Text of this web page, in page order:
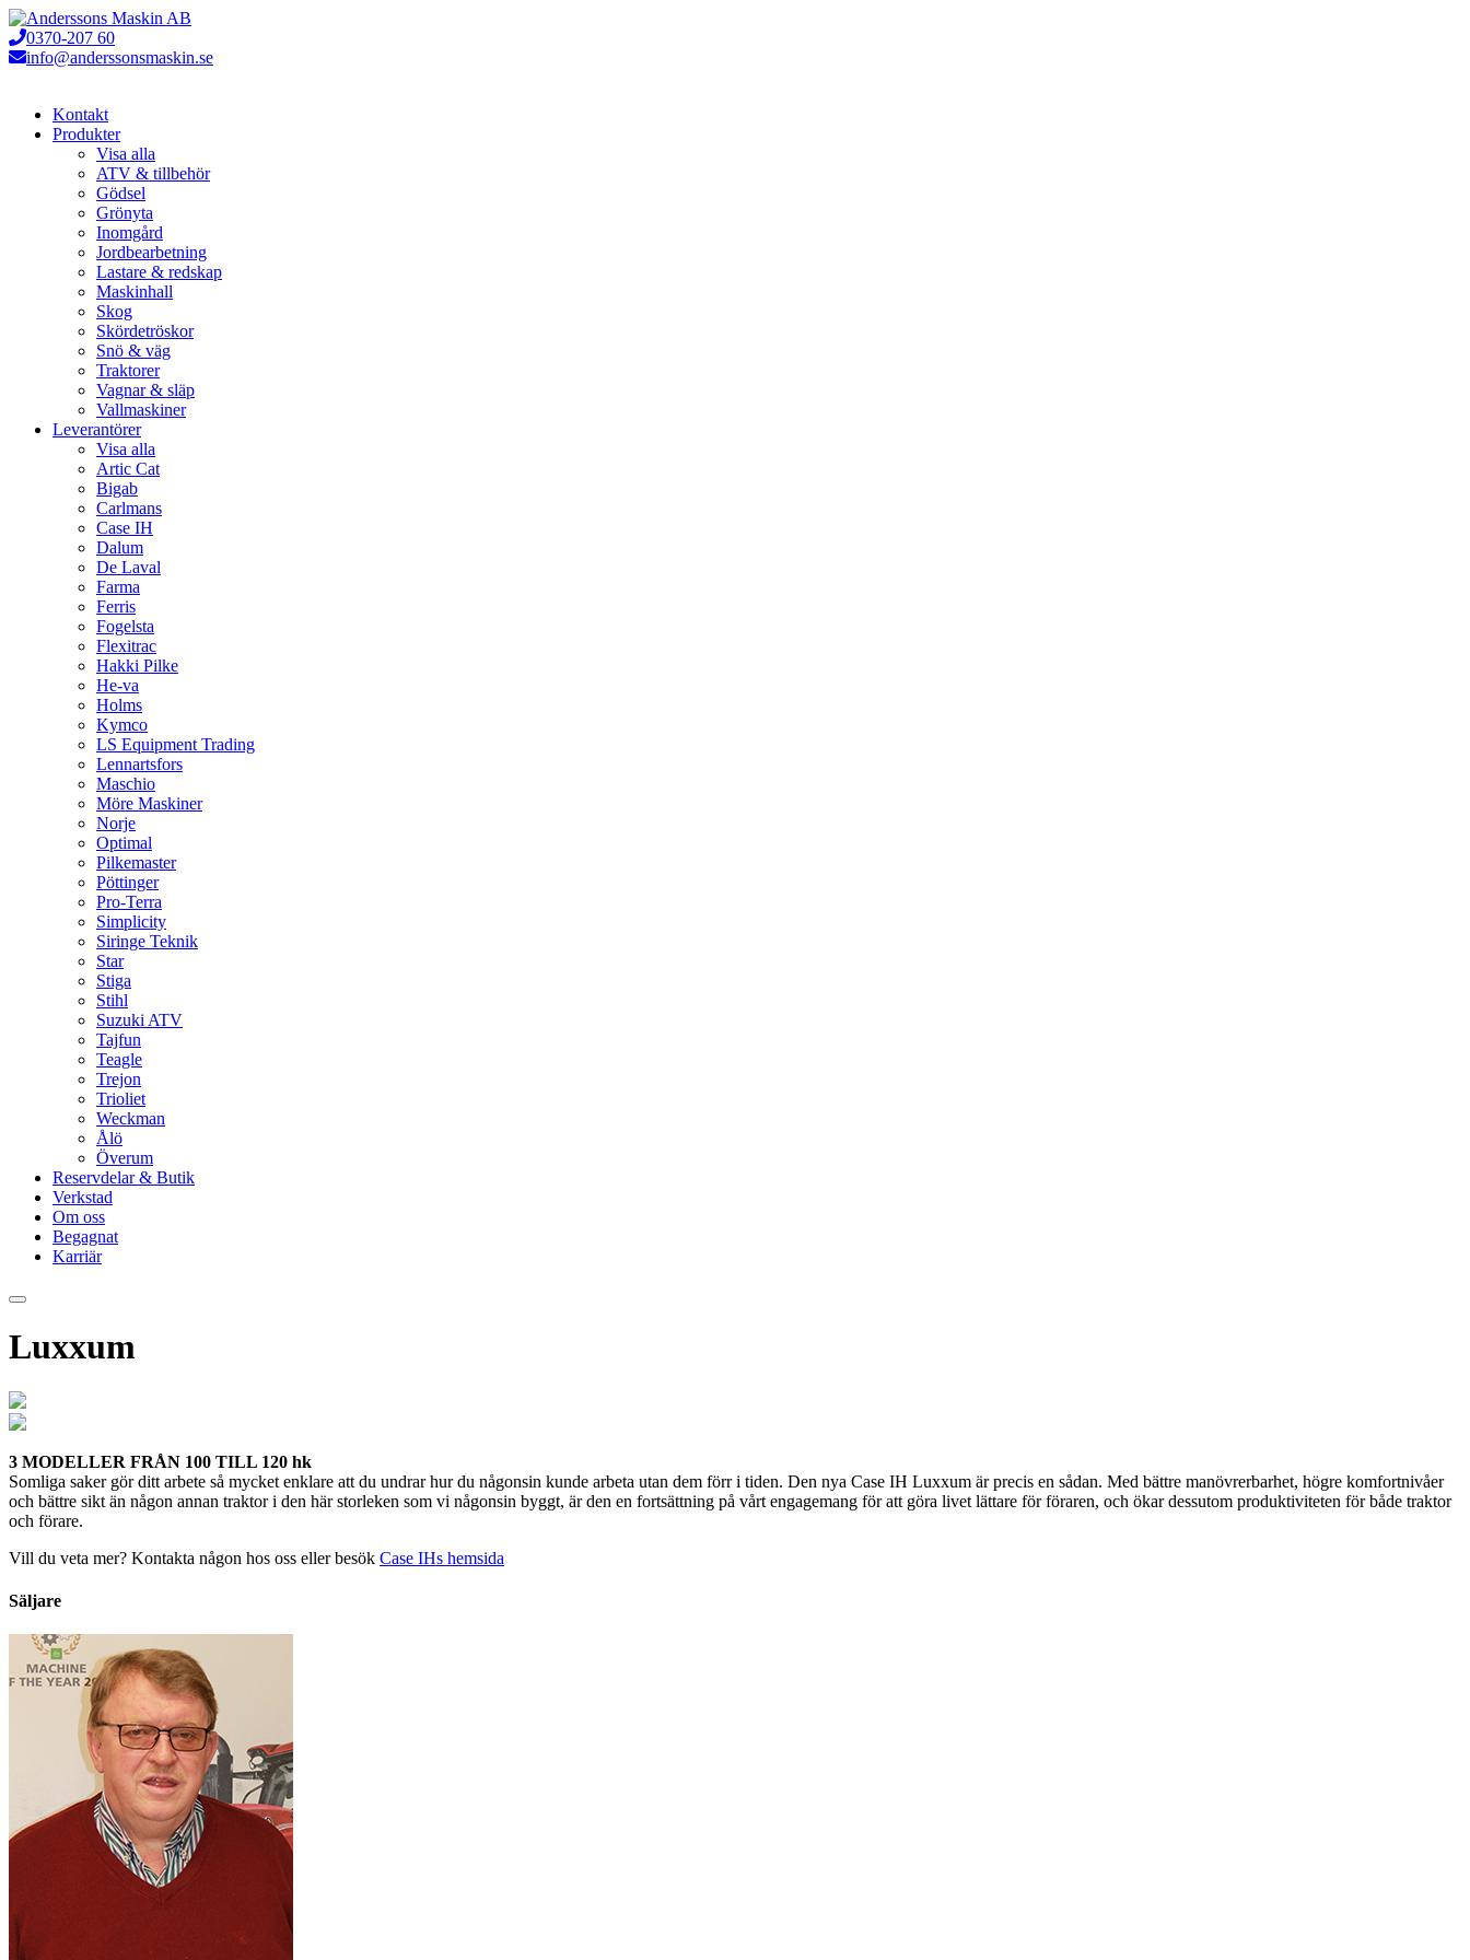
Hoppa
till
innehåll
0370-207 60
info@anderssonsmaskin.se
Kontakt
Produkter
Visa alla
ATV & tillbehör
Gödsel
Grönyta
Inomgård
Jordbearbetning
Lastare & redskap
Maskinhall
Skog
Skördetröskor
Snö & väg
Traktorer
Vagnar & släp
Vallmaskiner
Leverantörer
Visa alla
Artic Cat
Bigab
Carlmans
Case IH
Dalum
De Laval
Farma
Ferris
Fogelsta
Flexitrac
Hakki Pilke
He-va
Holms
Kymco
LS Equipment Trading
Lennartsfors
Maschio
Möre Maskiner
Norje
Optimal
Pilkemaster
Pöttinger
Pro-Terra
Simplicity
Siringe Teknik
Star
Stiga
Stihl
Suzuki ATV
Tajfun
Teagle
Trejon
Trioliet
Weckman
Ålö
Överum
Reservdelar & Butik
Verkstad
Om oss
Begagnat
Karriär
Luxxum
3 MODELLER FRÅN 100 TILL 120 hk
Somliga saker gör ditt arbete så mycket enklare att du undrar hur du någonsin kunde arbeta utan dem förr i tiden. Den nya Case IH Luxxum är precis en sådan. Med bättre manövrerbarhet, högre komfortnivåer
och bättre sikt än någon annan traktor i den här storleken som vi någonsin byggt, är den en fortsättning på vårt engagemang för att göra livet lättare för föraren, och ökar dessutom produktiviteten för både traktor
och förare.
Vill du veta mer? Kontakta någon hos oss eller besök Case IHs hemsida
Säljare